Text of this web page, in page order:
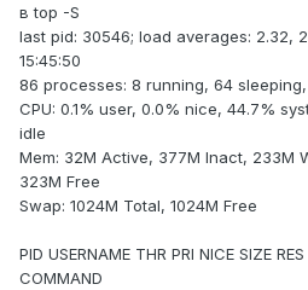
в top -S
last pid: 30546; load averages: 2.32,
15:45:50
86 processes: 8 running, 64
CPU: 0.1% user, 0.0% nice, 44.7%
idle
Mem: 32M Active, 377M Inact, 233M
323M Free
Swap: 1024M Total, 1024M Free
PID USERNAME THR PRI NICE SIZE
COMMAND